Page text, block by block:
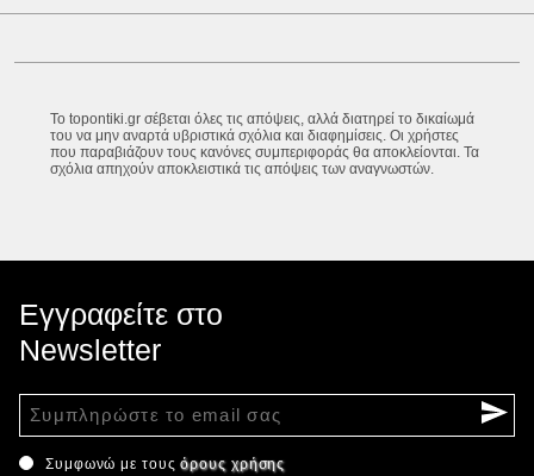
Το topontiki.gr σέβεται όλες τις απόψεις, αλλά διατηρεί το δικαίωμά
του να μην αναρτά υβριστικά σχόλια και διαφημίσεις. Οι χρήστες
που παραβιάζουν τους κανόνες συμπεριφοράς θα αποκλείονται. Τα
σχόλια απηχούν αποκλειστικά τις απόψεις των αναγνωστών.
Εγγραφείτε στο
Newsletter
Συμφωνώ με τουςόρους χρήσης